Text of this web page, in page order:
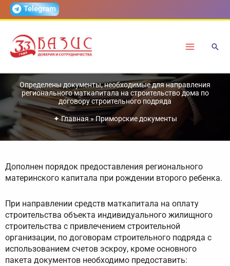
ПерейтиTelegram
Определены документы, необходимые для направления
регионального маткапитала на строительство дома по
договору строительного подряда
✦Главная»Приморские документы
Дополнен порядок предоставления регионального
материнского капитала при рождении второго ребенка.
При направлении средств маткапитала на оплату
строительства объекта индивидуального жилищного
строительства с привлечением строительной
организации, по договорам строительного подряда с
использованием счетов эскроу, кроме основного
пакета документов необходимо предоставить: